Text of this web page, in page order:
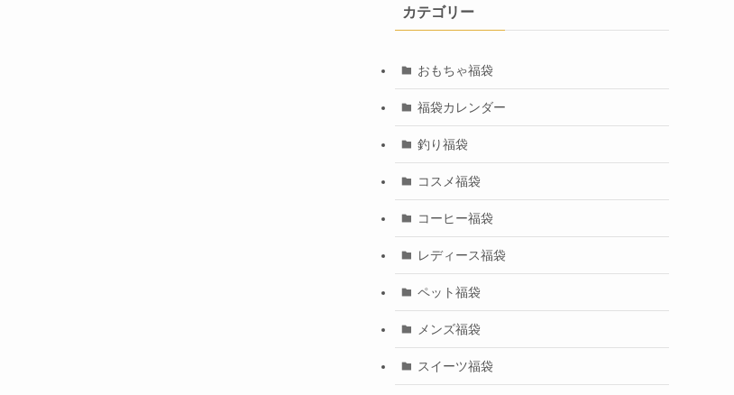
カテゴリー
おもちゃ福袋
福袋カレンダー
釣り福袋
コスメ福袋
コーヒー福袋
レディース福袋
ペット福袋
メンズ福袋
スイーツ福袋